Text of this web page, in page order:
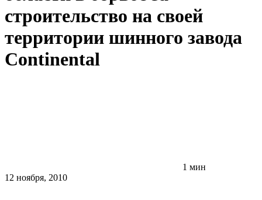
строительство на своей
территории шинного завода
Continental
1 мин
12 ноября, 2010